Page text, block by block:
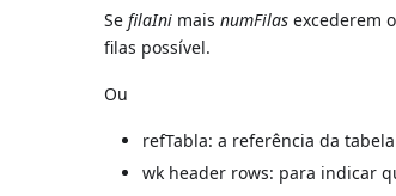
SefilaIni maisnumFilas excederem
filas possível.
Ou
refTabla: a referência da
wk header rows: para indicar